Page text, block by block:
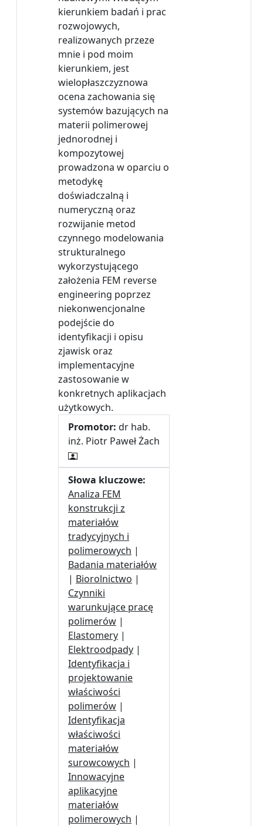
kierunkiem badań i prac
rozwojowych,
realizowanych przeze
mnie i pod moim
kierunkiem, jest
wielopłaszczyznowa
ocena zachowania się
systemów bazujących na
materii polimerowej
jednorodnej i
kompozytowej
prowadzona w oparciu o
metodykę
doświadczalną i
numeryczną oraz
rozwijanie metod
czynnego modelowania
strukturalnego
wykorzystującego
założenia FEM reverse
engineering poprzez
niekonwencjonalne
podejście do
identyfikacji i opisu
zjawisk oraz
implementacyjne
zastosowanie w
konkretnych aplikacjach
użytkowych.
Promotor: dr hab.
inż. Piotr Paweł Żach
Słowa kluczowe:
Analiza FEM
konstrukcji z
materiałów
tradycyjnych i
polimerowych |
Badania materiałów
| Biorolnictwo |
Czynniki
warunkujące pracę
polimerów |
Elastomery |
Elektroodpady |
Identyfikacja i
projektowanie
właściwości
polimerów |
Identyfikacja
właściwości
materiałów
surowcowych |
Innowacyjne
aplikacyjne
materiałów
polimerowych |